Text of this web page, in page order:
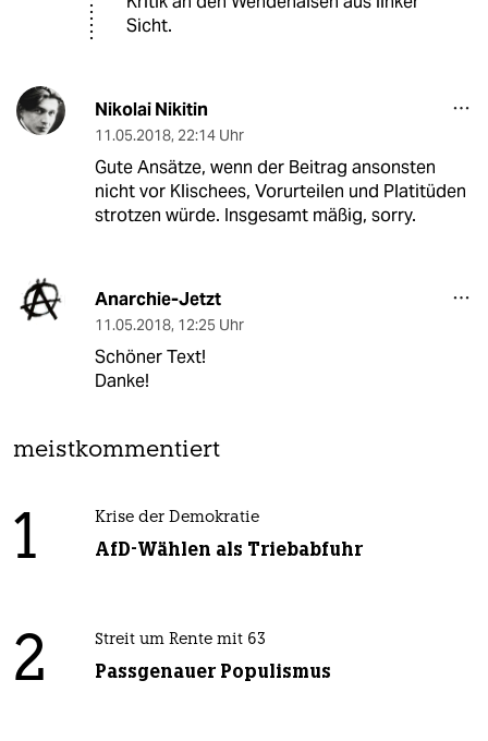
Sicht.
Nikolai Nikitin
11.05.2018, 22:14 Uhr
Gute Ansätze, wenn der Beitrag ansonsten
nicht vor Klischees, Vorurteilen und Platitüden
strotzen würde. Insgesamt mäßig, sorry.
Anarchie-Jetzt
11.05.2018, 12:25 Uhr
Schöner Text!
Danke!
meistkommentiert
1 Krise der Demokratie
AfD-Wählen als Triebabfuhr
2 Streit um Rente mit 63
Passgenauer Populismus